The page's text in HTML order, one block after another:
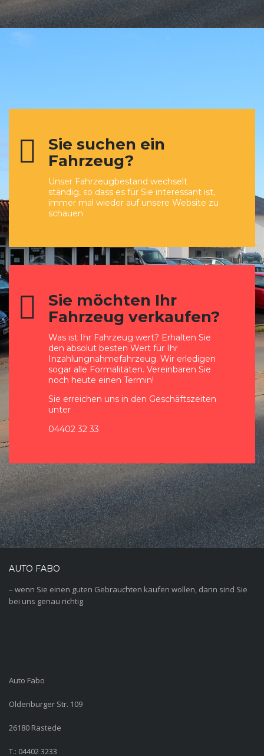
Sie suchen ein
Fahrzeug?
Unser Fahrzeugbestand wechselt
ständig, so dass es für Sie interessant ist,
immer mal wieder auf unsere Website zu
schauen
Sie möchten Ihr
Fahrzeug verkaufen?
Was ist Ihr Fahrzeug wert? Erhalten Sie
den absolut besten Wert für Ihr
Inzahlungnahmefahrzeug. Wir erledigen
sogar alle Formalitäten. Vereinbaren Sie
noch heute einen Termin!
Sie erreichen uns in den Geschäftszeiten
unter
04402 32 33
AUTO FABO
– wenn Sie einen guten Gebrauchten kaufen wollen, dann sind Sie
bei uns genau richtig
Auto Fabo
Oldenburger Str. 109
26180 Rastede
T.: 04402 3233